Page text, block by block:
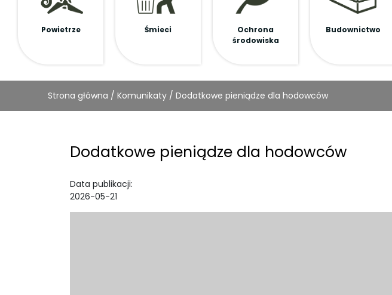
Powietrze Śmieci
Ochrona
środowiska
Budownictwo
Strona główna / Komunikaty / Dodatkowe pieniądze dla hodowców
Dodatkowe pieniądze dla hodowców
Data publikacji:
2026-05-21